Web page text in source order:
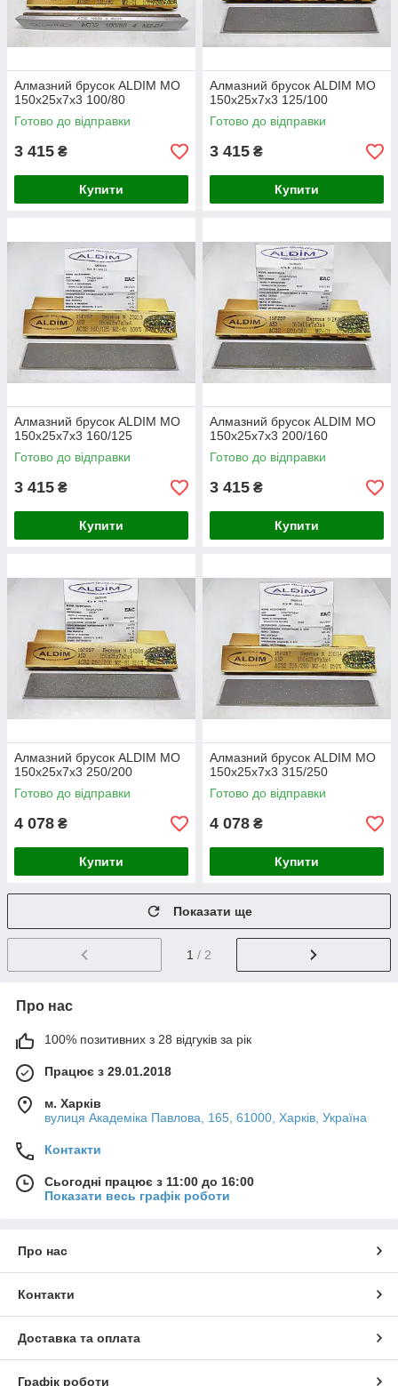
Алмазний брусок ALDIM МО
150х25х7х3 100/80
Готово до відправки
3 415 ₴
Купити
Алмазний брусок ALDIM МО
150х25х7х3 125/100
Готово до відправки
3 415 ₴
Купити
Алмазний брусок ALDIM МО
150х25х7х3 160/125
Готово до відправки
3 415 ₴
Купити
Алмазний брусок ALDIM МО
150х25х7х3 200/160
Готово до відправки
3 415 ₴
Купити
Алмазний брусок ALDIM МО
150х25х7х3 250/200
Готово до відправки
4 078 ₴
Купити
Алмазний брусок ALDIM МО
150х25х7х3 315/250
Готово до відправки
4 078 ₴
Купити
Показати ще
1 / 2
Про нас
100% позитивних з 28 відгуків за рік
Працює з 29.01.2018
м. Харків
вулиця Академіка Павлова, 165, 61000, Харків, Україна
Контакти
Сьогодні працює з 11:00 до 16:00
Показати весь графік роботи
Про нас
Контакти
Доставка та оплата
Графік роботи